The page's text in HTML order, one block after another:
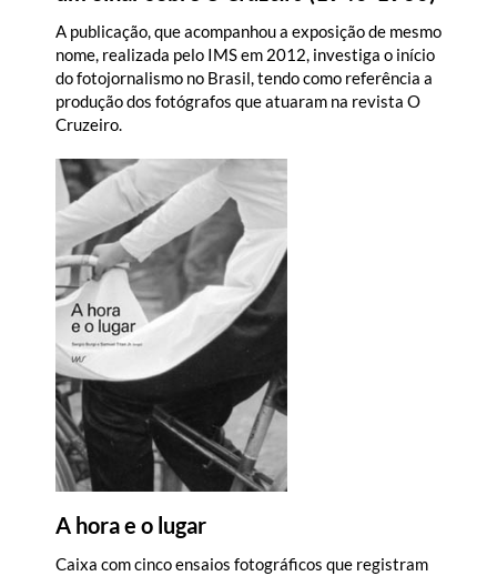
A publicação, que acompanhou a exposição de mesmo
nome, realizada pelo IMS em 2012, investiga o início
do fotojornalismo no Brasil, tendo como referência a
produção dos fotógrafos que atuaram na revista O
Cruzeiro.
A hora e o lugar
Caixa com cinco ensaios fotográficos que registram